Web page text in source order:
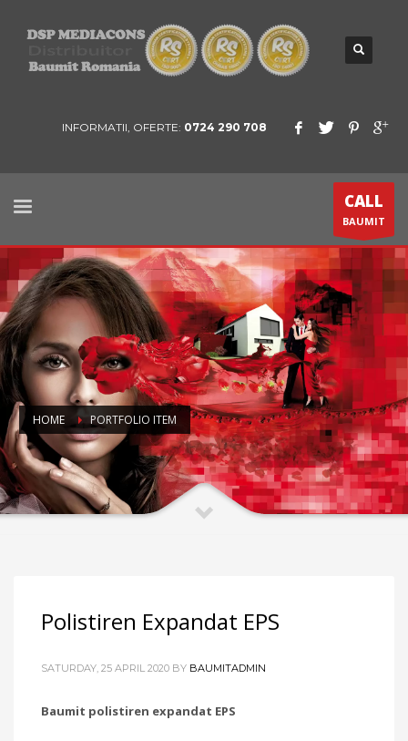
INFORMATII, OFERTE: 0724 290 708
CALL
BAUMIT
HOME PORTFOLIO ITEM
Polistiren Expandat EPS
SATURDAY, 25 APRIL 2020 BY BAUMITADMIN
Baumit polistiren expandat EPS